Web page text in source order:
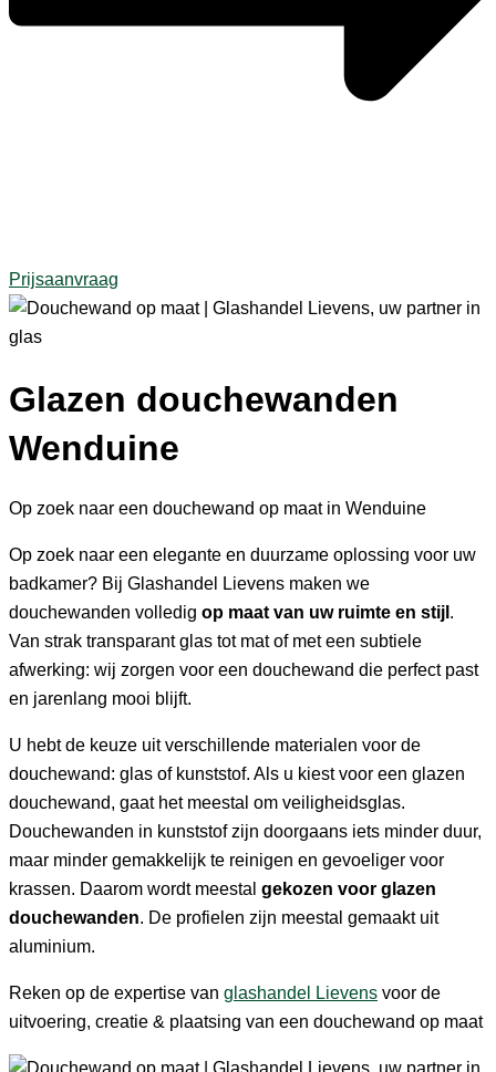
Prijsaanvraag
Glazen douchewanden
Wenduine
Op zoek naar een douchewand op maat in Wenduine
Op zoek naar een elegante en duurzame oplossing voor uw
badkamer? Bij Glashandel Lievens maken we
douchewanden volledig op maat van uw ruimte en stijl .
Van strak transparant glas tot mat of met een subtiele
afwerking: wij zorgen voor een douchewand die perfect past
en jarenlang mooi blijft.
U hebt de keuze uit verschillende materialen voor de
douchewand: glas of kunststof. Als u kiest voor een glazen
douchewand, gaat het meestal om veiligheidsglas.
Douchewanden in kunststof zijn doorgaans iets minder duur,
maar minder gemakkelijk te reinigen en gevoeliger voor
krassen. Daarom wordt meestal gekozen voor glazen
douchewanden. De profielen zijn meestal gemaakt uit
aluminium.
Reken op de expertise van glashandel Lievens voor de
uitvoering, creatie & plaatsing van een douchewand op maat